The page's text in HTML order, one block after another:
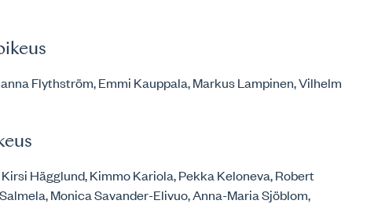
Flythström, Emmi Kauppala, Markus Lampinen, Vilhelm
Hägglund, Kimmo Kariola, Pekka Keloneva, Robert
Monica Savander-Elivuo, Anna-Maria Sjöblom,